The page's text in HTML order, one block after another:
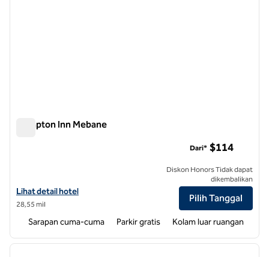
Hampton Inn Mebane
Lihat detail hotel untuk Hampton Inn Mebane
Lihat detail hotel
28,55 mil
Dari* $114
Diskon Honors Tidak dapat
dikembalikan
Pilih Tanggal
Sarapan cuma-cuma Parkir gratis Kolam luar ruangan
1 dari 11